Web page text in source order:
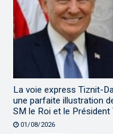
La voie express Tiznit-
une parfaite illustration
SM le Roi et le Président
01/08/2026